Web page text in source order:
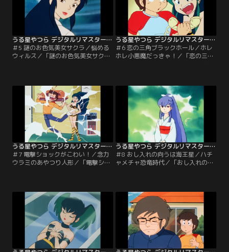
れイロ男！」ラムは地球語の話せな
いレイに、プロポーズできたら一緒
に帰ると約束する。【提供：バンダ
学旅行はなぜか地球の幼稚園に見学
に行くことになる。そこで金太郎
は…。【提供：バンダイチャンネ
うる星やつら デジタルリマスター版 第1シーズン ＃005
＃5 謎のお色気美女サクラ／悩める
ウィルス／「謎のお色気美女サク
ったお色気美女サクラに悪霊がつい
ていると指摘され…。「悩めるウィ
ルス」あたるの学校の保健医として
やって来たサクラ。生徒たちはサク
ラに治療してもらおうと仮病を使っ
て保健室に押しかける…。【提供：
バンダイチャンネル】
うる星やつら デジタルリマスター版 第1シーズン ＃006
＃6 恋の三角ブラックホール／ホレ
ホレ小悪魔だっきゃ！／「恋の三角
あたるとしのぶも必死に防戦！その
三人を結ぶ領域で飛行機が姿を消し
てしまって…。「ホレホレ小悪魔だ
っきゃ！」ありとあらゆる偶然のせ
いで、あたるは合わせ鏡より小悪魔
を呼び出してしまった。【提供：バ
ンダイチャンネル】
うる星やつら デジタルリマスター版 第1シーズン ＃007
＃7 電撃ショックがこわい！／念力
ウラミのあやつり人形／「電撃ショ
超能力封じ込めのお守り。勝利を喜
ぶあたるだったが…。「念力ウラミ
のあやつり人形」ラムの星でいま大
流行の『念動力人形』。その人形の
中に動かしたい人の髪の毛を入れる
と、自由にその人を操れる…。【提
供：バンダイチャンネル】
うる星やつら デジタルリマスター版 第1シーズン ＃008
＃8 おし入れの向うは海王星／ハチ
ャメチャ恐竜時代／「おし入れの向
がっていたのだ。「ハチャメチャ恐
竜時代」大衝突の果てに恐竜時代に
あたるたちはタイムスリップ！テン
は卵に間違えられるわ、あたるは恐
竜の恋人になったりの大騒ぎ。【提
供：バンダイチャンネル】